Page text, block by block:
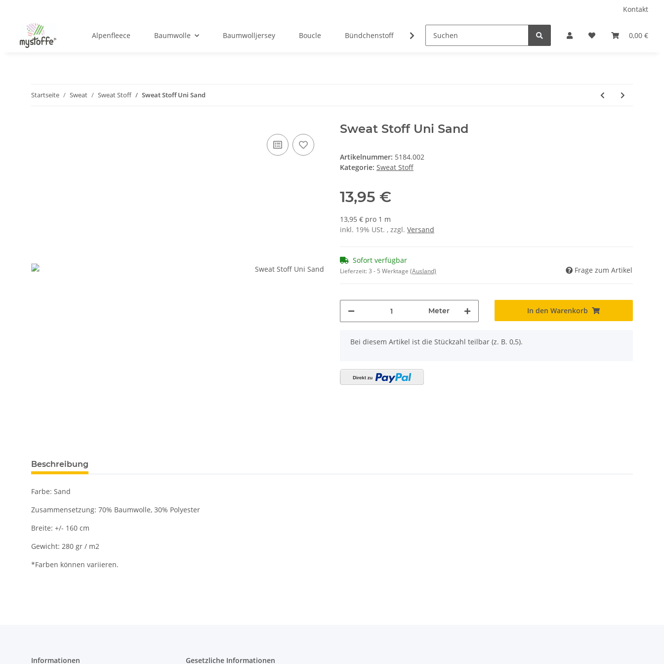
Kontakt
0,00 €
Alpenfleece Baumwolle Baumwolljersey Boucle Bündchenstoff Canvas Fellimitat Tierdruck Filz 3 MM
Startseite Sweat Sweat Stoff Sweat Stoff Uni Sand
Sweat Stoff Uni Sand
Artikelnummer: 5184.002
Kategorie: Sweat Stoff
13,95 €
13,95 € pro 1 m
inkl. 19% USt. , zzgl. Versand
Sofort verfügbar
Lieferzeit:3 - 5 Werktage (Ausland) Frage zum Artikel
Meter In den Warenkorb
x
Bei diesem Artikel ist die Stückzahl teilbar (z. B. 0,5).
Beschreibung
Farbe: Sand
Zusammensetzung: 70% Baumwolle, 30% Polyester
Breite: +/- 160 cm
Gewicht: 280 gr / m2
*Farben können variieren.
Informationen Gesetzliche Informationen